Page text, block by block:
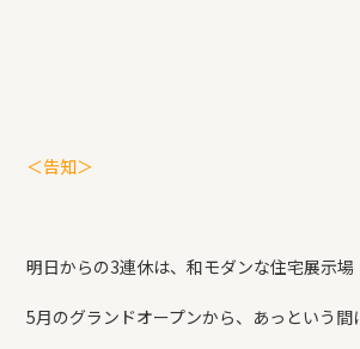
＜告知＞
明日からの3連休は、和モダンな住宅展示
5月のグランドオープンから、あっという間